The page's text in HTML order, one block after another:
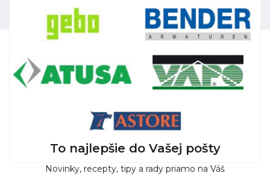
To najlepšie do Vašej pošty
Novinky, recepty, tipy a rady priamo na Váš